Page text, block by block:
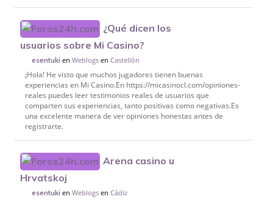
¿Qué dicen los
usuarios sobre Mi Casino?
esentuki enWeblogs enCastellón
¡Hola! He visto que muchos jugadores tienen buenas
experiencias en Mi Casino.En https://micasinocl.com/opiniones-
reales puedes leer testimonios reales de usuarios que
comparten sus experiencias, tanto positivas como negativas.Es
una excelente manera de ver opiniones honestas antes de
registrarte.
Arena casino u
Hrvatskoj
esentuki enWeblogs enCádiz